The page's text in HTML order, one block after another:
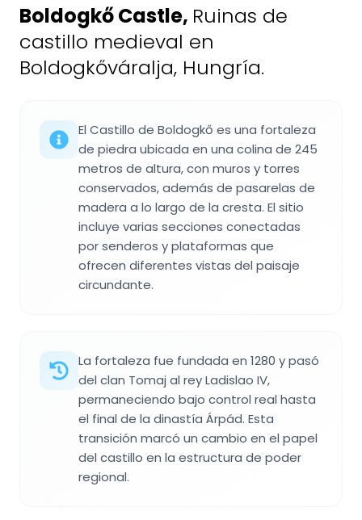
Boldogkő Castle, Ruinas de
castillo medieval en
Boldogkőváralja, Hungría.
El Castillo de Boldogkő es una fortaleza
de piedra ubicada en una colina de 245
metros de altura, con muros y torres
conservados, además de pasarelas de
madera a lo largo de la cresta. El sitio
incluye varias secciones conectadas
por senderos y plataformas que
ofrecen diferentes vistas del paisaje
circundante.
La fortaleza fue fundada en 1280 y pasó
del clan Tomaj al rey Ladislao IV,
permaneciendo bajo control real hasta
el final de la dinastía Árpád. Esta
transición marcó un cambio en el papel
del castillo en la estructura de poder
regional.